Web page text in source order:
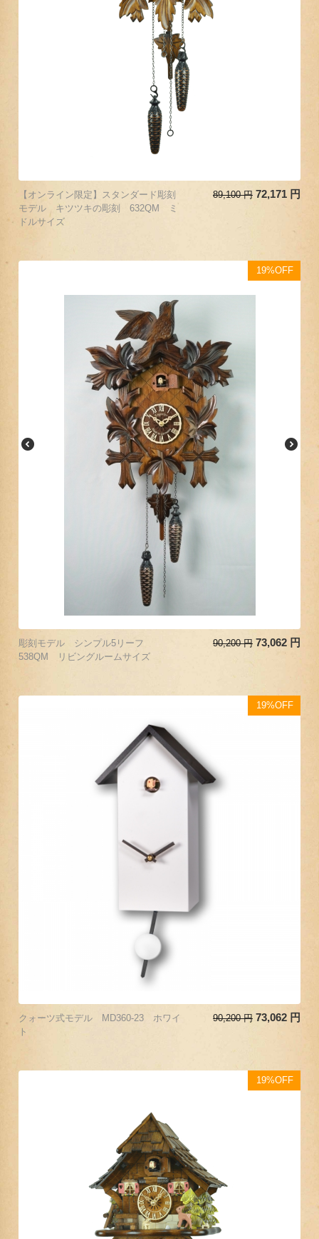
【オンライン限定】スタンダード彫刻
モデル キツツキの彫刻 632QM ミ
ドルサイズ
89,100 円 72,171 円
19%OFF
彫刻モデル シンプル5リーフ
538QM リビングルームサイズ
90,200 円 73,062 円
19%OFF
クォーツ式モデル MD360-23 ホワイ
ト
90,200 円 73,062 円
19%OFF